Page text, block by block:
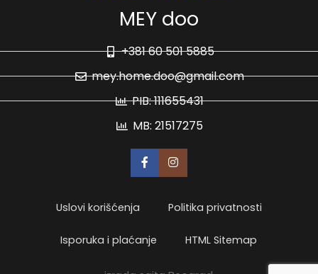
MEY doo
+381 60 501 5885
mey.home.doo@gmail.com
PIB: 111655431
MB: 21517275
Uslovi korišćenja Politika privatnosti
Isporuka i plaćanje HTML Sitemap